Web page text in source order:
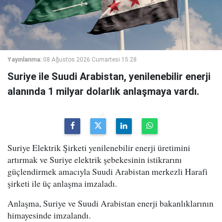
Yayınlanma: 08 Ağustos 2026 Cumartesi 15:28
Suriye ile Suudi Arabistan, yenilenebilir enerji
alanında 1 milyar dolarlık anlaşmaya vardı.
Suriye Elektrik Şirketi yenilenebilir enerji üretimini
artırmak ve Suriye elektrik şebekesinin istikrarını
güçlendirmek amacıyla Suudi Arabistan merkezli Harafi
şirketi ile üç anlaşma imzaladı.
Anlaşma, Suriye ve Suudi Arabistan enerji bakanlıklarının
himayesinde imzalandı.